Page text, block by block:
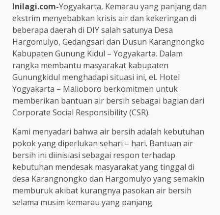
Inilagi.com-Yogyakarta, Kemarau yang panjang dan
ekstrim menyebabkan krisis air dan kekeringan di
beberapa daerah di DIY salah satunya Desa
Hargomulyo, Gedangsari dan Dusun Karangnongko
Kabupaten Gunung Kidul – Yogyakarta. Dalam
rangka membantu masyarakat kabupaten
Gunungkidul menghadapi situasi ini, eL Hotel
Yogyakarta – Malioboro berkomitmen untuk
memberikan bantuan air bersih sebagai bagian dari
Corporate Social Responsibility (CSR).
Kami menyadari bahwa air bersih adalah kebutuhan
pokok yang diperlukan sehari – hari. Bantuan air
bersih ini diinisiasi sebagai respon terhadap
kebutuhan mendesak masyarakat yang tinggal di
desa Karangnongko dan Hargomulyo yang semakin
memburuk akibat kurangnya pasokan air bersih
selama musim kemarau yang panjang.